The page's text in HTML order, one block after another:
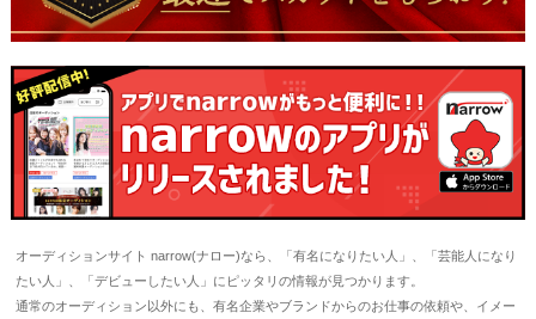
オーディションサイト narrow(ナロー)なら、「有名になりたい人」、「芸能人になり
たい人」、「デビューしたい人」にピッタリの情報が見つかります。
通常のオーディション以外にも、有名企業やブランドからのお仕事の依頼や、イメー